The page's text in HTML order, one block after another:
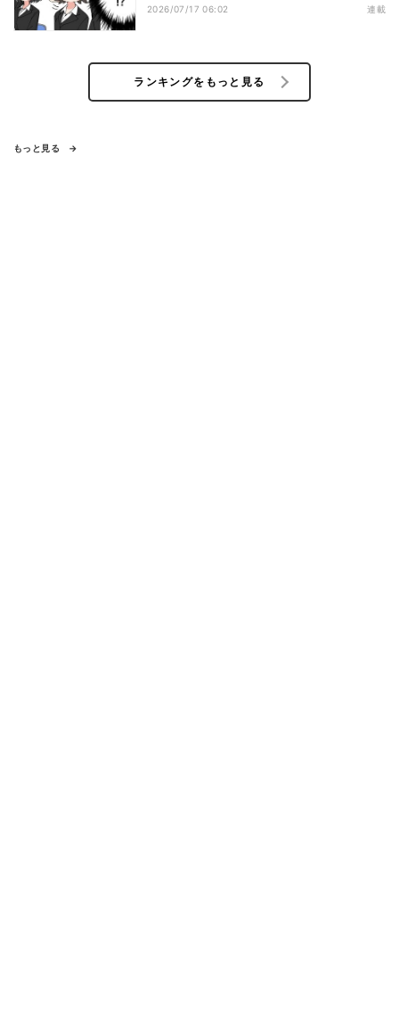
2026/07/17 06:02 連載
ランキングをもっと見る
もっと見る